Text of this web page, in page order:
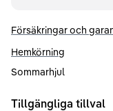
Försäkringar och
Hemkörning
Sommarhjul
Tillgängliga tillval